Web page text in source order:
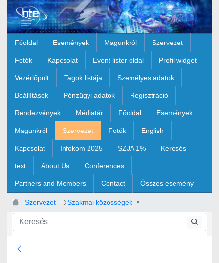
Ugrás a fő tartalomhoz
Főoldal Események Magunkról Szervezet
Fotók Kapcsolat Event lister oldal Profil widget
Vezérlőpult Tagok listája Személyes adatok
Beállítások Pénzügyi adatok Regisztráció
Rendezvények Médiatár Főoldal Események
Magunkról Szervezet Fotók English
Kapcsolat Infokom 2025 SZJA 1% Keresés
test About Us Conferences
Partners and Members Contact Összes esemény
Szervezet Szakmai közösségek
Távközlési szakosztály